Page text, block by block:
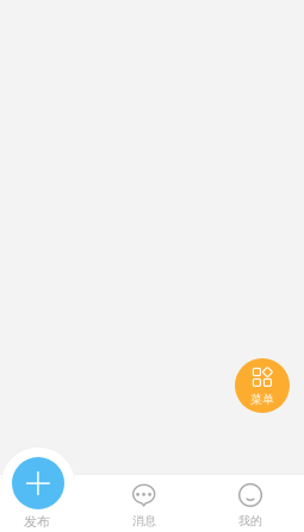

菜单

发布

消息

我的